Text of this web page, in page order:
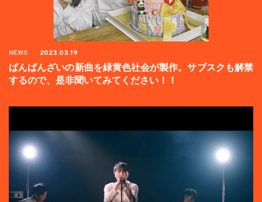
NEWS 2023.03.19
ばんばんざいの新曲を緑黄色社会が製作。サブスクも解禁
するので、是非聞いてみてください！！